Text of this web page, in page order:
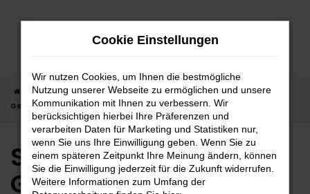
Zum
Startseite Herrenberg Seat Seat Leon
Seat Leon
Gebrauchtwagen | Lieferservice nach Herrenberg
Seat Leon
Gebrauchtwagen |
Cookie Einstellungen
Wir nutzen Cookies, um Ihnen die bestmögliche
Nutzung unserer Webseite zu ermöglichen und unsere
Kommunikation mit Ihnen zu verbessern. Wir
berücksichtigen hierbei Ihre Präferenzen und
verarbeiten Daten für Marketing und Statistiken nur,
wenn Sie uns Ihre Einwilligung geben. Wenn Sie zu
einem späteren Zeitpunkt Ihre Meinung ändern, können
Sie die Einwilligung jederzeit für die Zukunft widerrufen.
Weitere Informationen zum Umfang der